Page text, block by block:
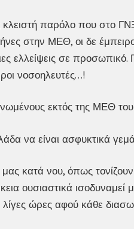
παρόλο που στο ΓΝΞ
στην ΜΕΘ, οι δε
ελλείψεις σε
νοσοηλευτές…!
εκτός της ΜΕΘ
να είναι ασφυκτικά
κατά νου, όπως
ουσιαστικά
ώρες αφού κάθε